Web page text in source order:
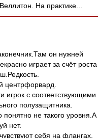
На практике...
он нужней
играет за счёт роста
центрфорвард.
игрок с соответствующими
полузащитника.
не такого уровня.А
нет.
себя на флангах.